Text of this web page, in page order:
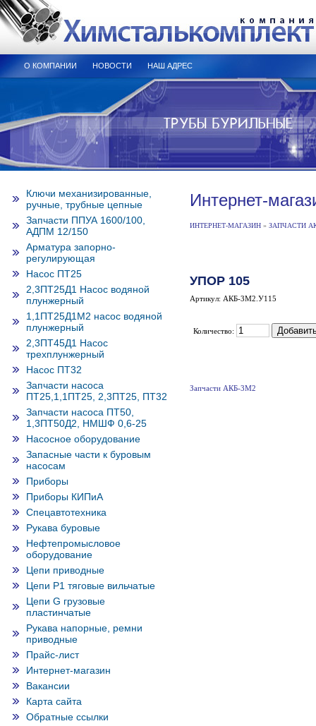
О КОМПАНИИ НОВОСТИ НАШ АДРЕС
Ключи механизированные,
ручные, трубные цепные
Запчасти ППУА 1600/100,
АДПМ 12/150
Арматура запорно-
регулирующая
Насос ПТ25
2,3ПТ25Д1 Насос водяной
плунжерный
1,1ПТ25Д1М2 насос водяной
плунжерный
2,3ПТ45Д1 Насос
трехплунжерный
Насос ПТ32
Запчасти насоса
ПТ25,1,1ПТ25, 2,3ПТ25, ПТ32
Запчасти насоса ПТ50,
1,3ПТ50Д2, НМШФ 0,6-25
Насосное оборудование
Запасные части к буровым
насосам
Приборы
Приборы КИПиА
Спецавтотехника
Рукава буровые
Нефтепромысловое
оборудование
Цепи приводные
Цепи Р1 тяговые вильчатые
Цепи G грузовые
пластинчатые
Рукава напорные, ремни
приводные
Прайс-лист
Интернет-магазин
Вакансии
Карта сайта
Обратные ссылки
Интернет-
ИНТЕРНЕТ-МАГАЗИН » ЗАПЧАСТИ
УПОР 105
Артикул: АКБ-3М2.У115
Количество:
Запчасти АКБ-3М2